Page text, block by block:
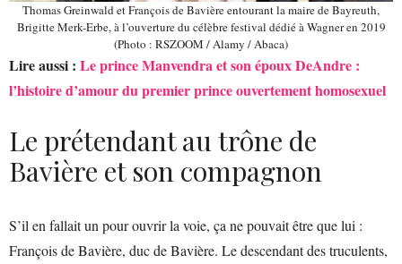
Thomas Greinwald et François de Bavière entourant la maire de Bayreuth,
Brigitte Merk-Erbe, à l’ouverture du célèbre festival dédié à Wagner en 2019
(Photo : RSZOOM / Alamy / Abaca)
Lire aussi : Le prince Manvendra et son époux DeAndre :
l’histoire d’amour du premier prince ouvertement homosexuel
Le prétendant au trône de
Bavière et son compagnon
S’il en fallait un pour ouvrir la voie, ça ne pouvait être que lui :
François de Bavière, duc de Bavière. Le descendant des truculents,